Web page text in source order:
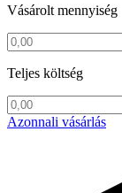
Vásárolt mennyiség
Teljes költség
Azonnali vásárlás